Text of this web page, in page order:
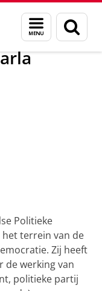
Menu
en
zoeken
Politieke
het terrein van de
Zij heeft
de werking van
politieke partij